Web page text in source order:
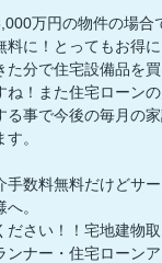
万円の物件の場合
料に！とってもお得に
た分で住宅設備品を
ね！また住宅ローン
る事で今後の毎月の
。
手数料無料だけどサ
。
ださい！！宅地建物
ンナー・住宅ローン